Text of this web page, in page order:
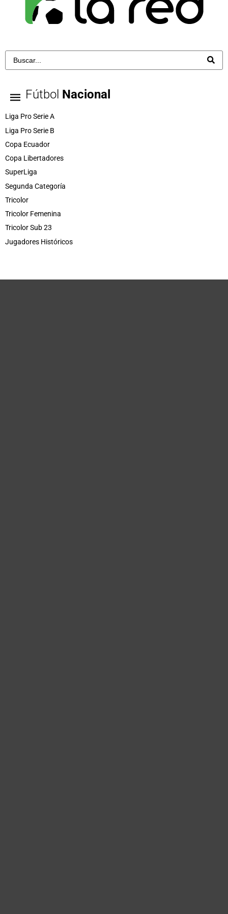
Fútbol Nacional
Liga Pro Serie A
Liga Pro Serie B
Copa Ecuador
Copa Libertadores
SuperLiga
Segunda Categoría
Tricolor
Tricolor Femenina
Tricolor Sub 23
Jugadores Históricos